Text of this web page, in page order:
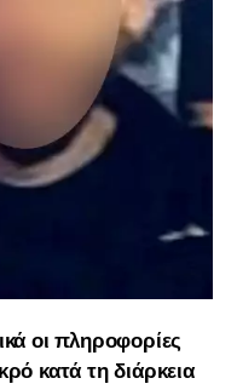
οι πληροφορίες
κατά τη διάρκεια